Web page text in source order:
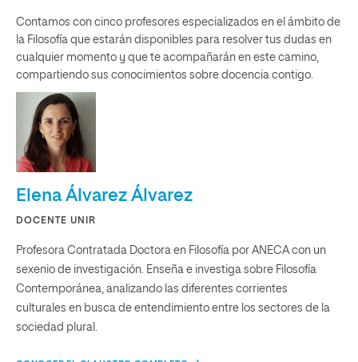
Contamos con cinco profesores especializados en el ámbito de
la Filosofía que estarán disponibles para resolver tus dudas en
cualquier momento y que te acompañarán en este camino,
compartiendo sus conocimientos sobre docencia contigo.
Elena Álvarez Álvarez
DOCENTE UNIR
Profesora Contratada Doctora en Filosofía por ANECA con un
sexenio de investigación. Enseña e investiga sobre Filosofía
Contemporánea, analizando las diferentes corrientes
culturales en busca de entendimiento entre los sectores de la
sociedad plural.